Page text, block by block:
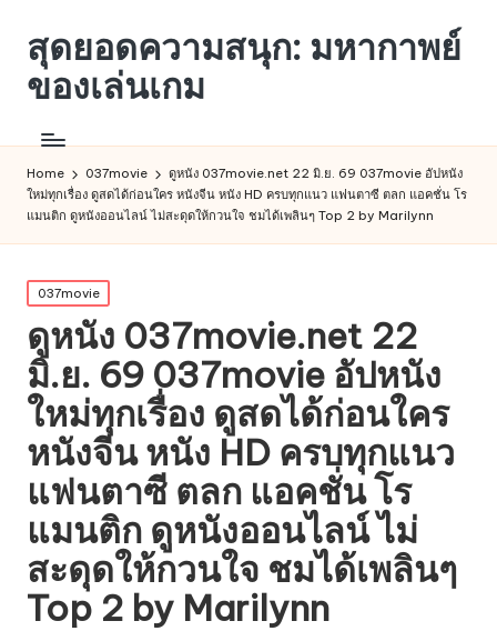
สุดยอดความสนุก: มหากาพย์
ของเล่นเกม
Home 037movie
ดูหนัง 037movie.net 22 มิ.ย. 69 037movie อัปหนัง
ใหม่ทุกเรื่อง ดูสดได้ก่อนใคร หนังจีน หนัง HD ครบทุกแนว แฟนตาซี ตลก แอคชั่น โร
แมนติก ดูหนังออนไลน์ ไม่สะดุดให้กวนใจ ชมได้เพลินๆ Top 2 by Marilynn
Posted
in
037movie
ดูหนัง 037movie.net 22
มิ.ย. 69 037movie อัปหนัง
ใหม่ทุกเรื่อง ดูสดได้ก่อนใคร
หนังจีน หนัง HD ครบทุกแนว
แฟนตาซี ตลก แอคชั่น โร
แมนติก ดูหนังออนไลน์ ไม่
สะดุดให้กวนใจ ชมได้เพลินๆ
Top 2 by Marilynn